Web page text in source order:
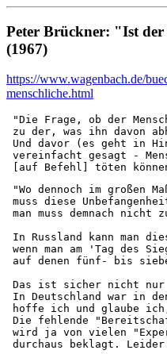
Peter Brückner: "Ist der
(1967)
https://www.wagenbach.de/
menschliche.html
"Die Frage, ob der
zu der, was ihn davon
Und davor (es geht in
vereinfacht gesagt -
[auf Befehl] töten
"Wo dennoch im großen
muss diese
man muss demnach
In Russland kann man
wenn man am 'Tag des
auf denen fünf- bis
Das ist sicher nicht
In Deutschland war in
hoffe ich und glaube
Die fehlende
wird ja von vielen
durchaus beklagt.